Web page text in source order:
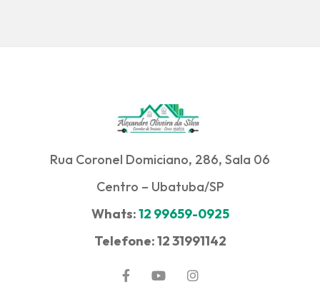
Rua Coronel Domiciano, 286, Sala 06
Centro – Ubatuba/SP
Whats:12 99659-0925
Telefone: 12 31991142